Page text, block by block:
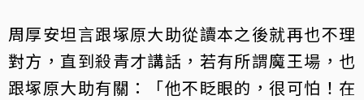
周厚安坦言跟塚原大助從讀本之後就再也不理
對方，直到殺青才講話，若有所謂魔王場，也
跟塚原大助有關：「他不眨眼的，很可怕！在